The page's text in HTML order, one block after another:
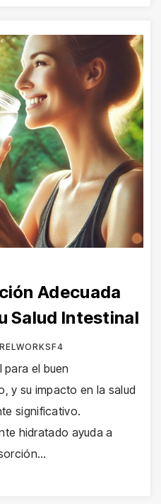
Adecuada
Salud Intestinal
el buen
y su impacto en la salud
significativo.
hidratado ayuda a